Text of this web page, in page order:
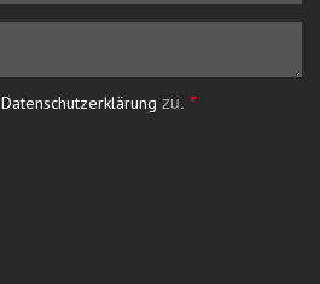
Datenschutzerklärung zu. *